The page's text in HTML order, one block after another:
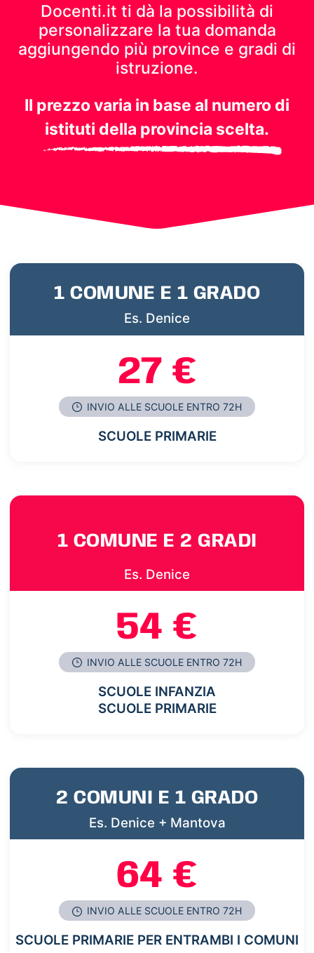
Docenti.it ti dà la possibilità di
personalizzare la tua domanda
aggiungendo più province e gradi di
istruzione.
Il prezzo varia in base al numero di
istituti della provincia scelta.
1 COMUNE E 1 GRADO
Es. Denice
27 €
INVIO ALLE SCUOLE ENTRO 72H
SCUOLE PRIMARIE
1 COMUNE E 2 GRADI
Es. Denice
54 €
INVIO ALLE SCUOLE ENTRO 72H
SCUOLE INFANZIA
SCUOLE PRIMARIE
2 COMUNI E 1 GRADO
Es. Denice + Mantova
64 €
INVIO ALLE SCUOLE ENTRO 72H
SCUOLE PRIMARIE PER ENTRAMBI I COMUNI